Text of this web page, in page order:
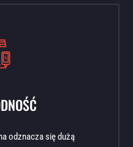
odznacza się dużą